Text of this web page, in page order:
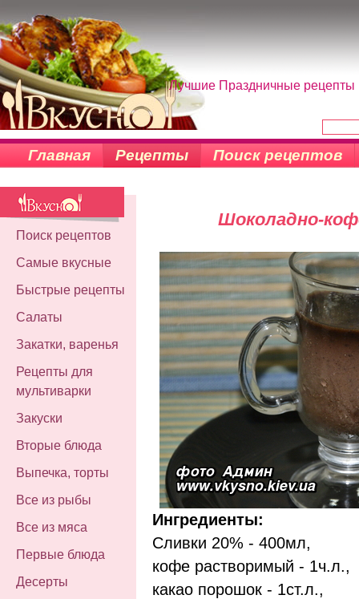
Лучшие Праздничные рецепты
Главная Рецепты Поиск рецептов
Поиск рецептов
Самые вкусные
Быстрые рецепты
Салаты
Закатки, варенья
Рецепты для
мультиварки
Закуски
Вторые блюда
Выпечка, торты
Все из рыбы
Все из мяса
Первые блюда
Десерты
Шоколадно-
Ингредиенты:
Сливки 20% - 400мл,
кофе растворимый - 1ч.л.,
какао порошок - 1ст.л.,